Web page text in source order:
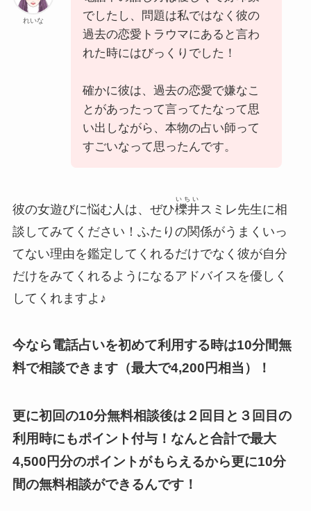
れいな
でしたし、問題は私ではなく彼の
過去の恋愛トラウマにあると言わ
れた時にはびっくりでした！
確かに彼は、過去の恋愛で嫌なこ
とがあったって言ってたなって思
い出しながら、本物の占い師って
すごいなって思ったんです。
彼の女遊びに悩む人は、ぜひ櫟井
いちい
スミレ先生に相
談してみてください！ふたりの関係がうまくいっ
てない理由を鑑定してくれるだけでなく彼が自分
だけをみてくれるようになるアドバイスを優しく
してくれますよ♪
今なら電話占いを初めて利用する時は10分間無
料で相談できます（最大で4,200円相当）！
更に初回の10分無料相談後は２回目と３回目の
利用時にもポイント付与！ なんと合計で最大
4,500円分のポイントがもらえるから更に10分
間の無料相談ができるんです！